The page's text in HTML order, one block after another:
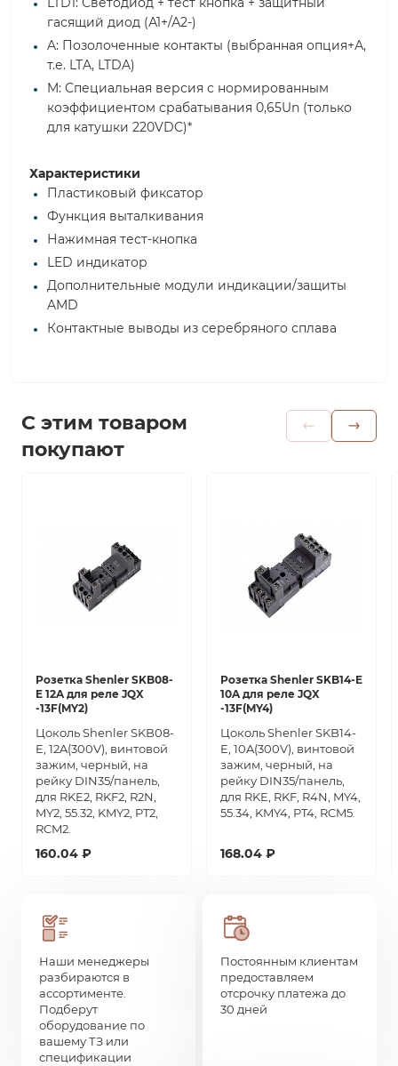
гасящий диод (А1+/А2-)
A: Позолоченные контакты (выбранная опция+А,
т.е. LTA, LTDA)
M: Специальная версия с нормированным
коэффициентом срабатывания 0,65Un (только
для катушки 220VDC)*
Характеристики
Пластиковый фиксатор
Функция выталкивания
Нажимная тест-кнопка
LED индикатор
Дополнительные модули индикации/защиты
AMD
Контактные выводы из серебряного сплава
С этим товаром
покупают
Розетка Shenler SKB08-
E 12A для реле JQX
-13F(MY2)
Цоколь Shenler SKB08-
E, 12A(300V), винтовой
зажим, черный, на
рейку DIN35/панель,
для RKE2, RKF2, R2N,
MY2, 55.32, KMY2, PT2,
RCM2.
160.04 ₽
Розетка Shenler SKB14-E
10A для реле JQX
-13F(MY4)
Цоколь Shenler SKB14-
E, 10A(300V), винтовой
зажим, черный, на
рейку DIN35/панель,
для RKE, RKF, R4N, MY4,
55.34, KMY4, PT4, RCM5.
168.04 ₽
Наши менеджеры
разбираются в
ассортименте.
Подберут
оборудование по
вашему ТЗ или
спецификации
Постоянным клиентам
предоставляем
отсрочку платежа до
30 дней